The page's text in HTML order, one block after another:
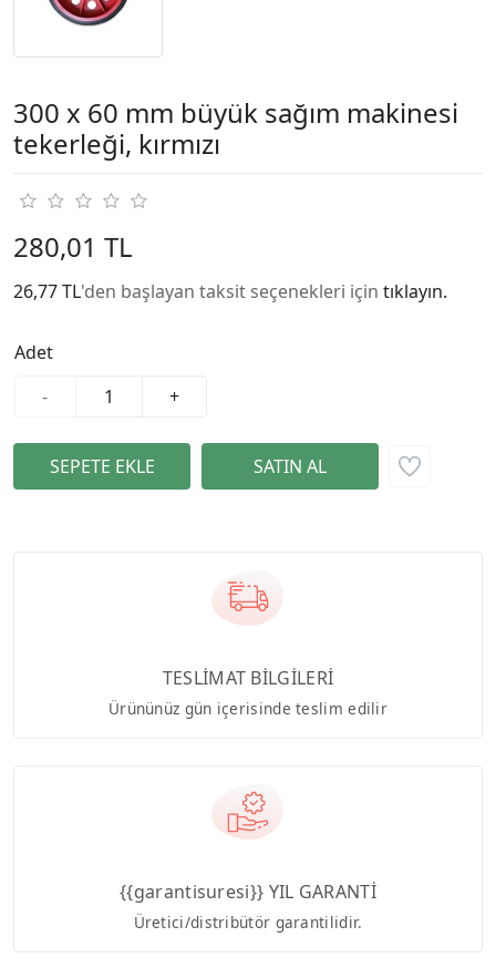
300 x 60 mm büyük sağım makinesi
tekerleği, kırmızı
280,01 TL
26,77 TL'den başlayan taksit seçenekleri için tıklayın.
Adet
-
+
TESLİMAT BİLGİLERİ
Ürününüz gün içerisinde teslim edilir
{{garantisuresi}} YIL GARANTİ
Üretici/distribütör garantilidir.